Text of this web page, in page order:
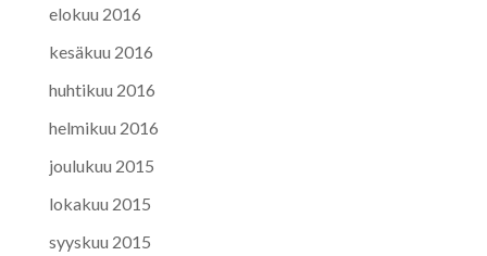
elokuu 2016
kesäkuu 2016
huhtikuu 2016
helmikuu 2016
joulukuu 2015
lokakuu 2015
syyskuu 2015